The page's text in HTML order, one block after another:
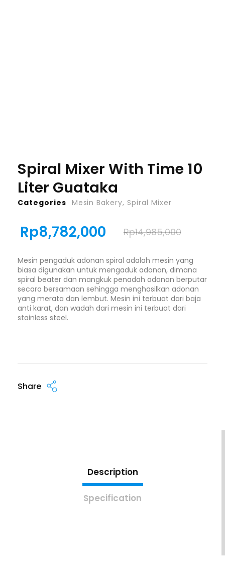
Spiral Mixer With Time 10
Liter Guataka
Rp8,782,000 Rp14,985,000
Mesin pengaduk adonan spiral adalah mesin yang
biasa digunakan untuk mengaduk adonan, dimana
spiral beater dan mangkuk penadah adonan berputar
secara bersamaan sehingga menghasilkan adonan
yang merata dan lembut. Mesin ini terbuat dari baja
anti karat, dan wadah dari mesin ini terbuat dari
stainless steel.
Share
Categories Mesin Bakery, Spiral Mixer
Description
Specification